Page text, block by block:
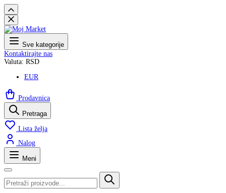
Sve kategorije
Kontaktirajte nas
Valuta: RSD
EUR
Prodavnica
Pretraga
Lista želja
Nalog
Meni